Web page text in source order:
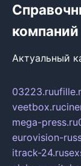
компаний
Актуальный
03223.ru
veetbox.ru
mega-press.ru
eurovision-
itrack-24.ru